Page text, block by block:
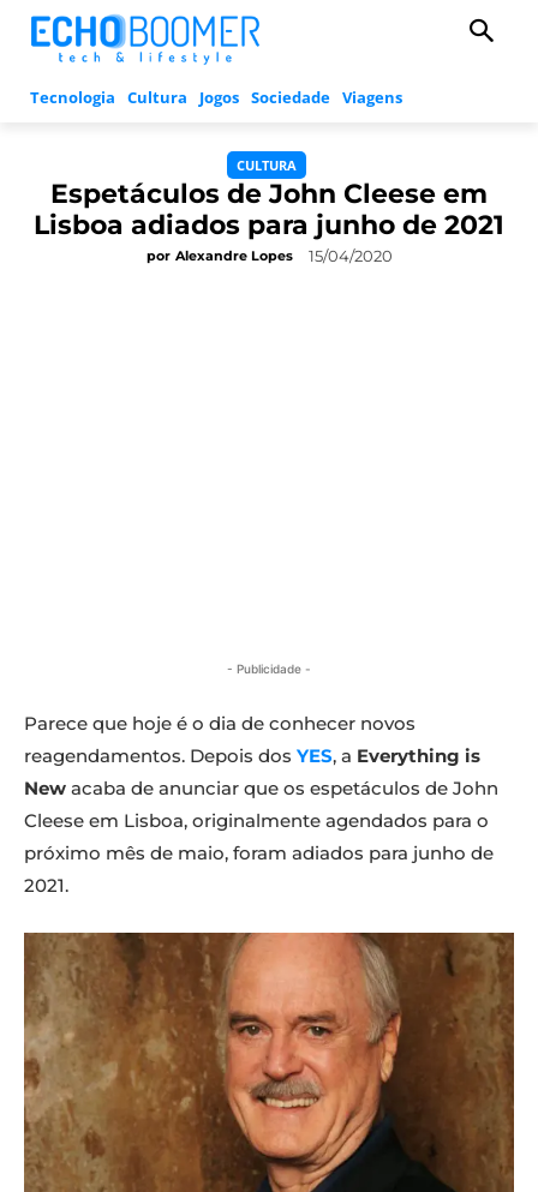
Tecnologia Cultura Jogos Sociedade Viagens
CULTURA
Espetáculos de John Cleese em
Lisboa adiados para junho de 2021
por Alexandre Lopes 15/04/2020
- Publicidade -
Parece que hoje é o dia de conhecer novos
reagendamentos. Depois dos YES, a Everything is
New acaba de anunciar que os espetáculos de John
Cleese em Lisboa, originalmente agendados para o
próximo mês de maio, foram adiados para junho de
2021.